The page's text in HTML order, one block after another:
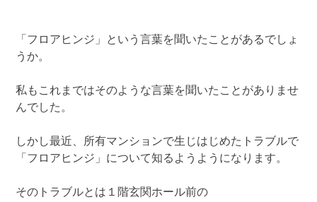
「フロアヒンジ」という言葉を聞いたことがあるでしょ
うか。
私もこれまではそのような言葉を聞いたことがありませ
んでした。
しかし最近、所有マンションで生じはじめたトラブルで
「フロアヒンジ」について知るようようになります。
そのトラブルとは１階玄関ホール前の